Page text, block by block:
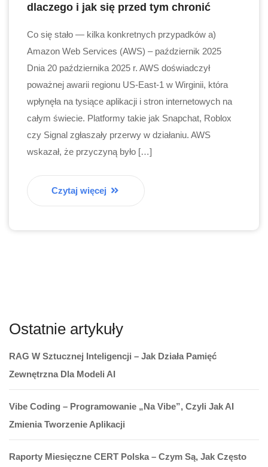
dlaczego i jak się przed tym chronić
Co się stało — kilka konkretnych przypadków a)
Amazon Web Services (AWS) – październik 2025
Dnia 20 października 2025 r. AWS doświadczył
poważnej awarii regionu US-East-1 w Wirginii, która
wpłynęła na tysiące aplikacji i stron internetowych na
całym świecie. Platformy takie jak Snapchat, Roblox
czy Signal zgłaszały przerwy w działaniu. AWS
wskazał, że przyczyną było […]
Czytaj więcej
Ostatnie artykuły
RAG W Sztucznej Inteligencji – Jak Działa Pamięć
Zewnętrzna Dla Modeli AI
Vibe Coding – Programowanie „na Vibe”, Czyli Jak AI
Zmienia Tworzenie Aplikacji
Raporty Miesięczne CERT Polska – Czym Są, Jak Często